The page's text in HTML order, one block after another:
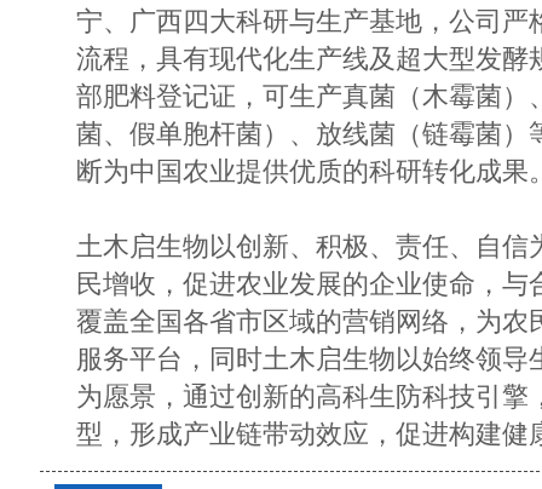
宁、广西四大科研与生产基地，公司严
流程，具有现代化生产线及超大型发酵
部肥料登记证，可生产真菌（木霉菌）
菌、假单胞杆菌）、放线菌（链霉菌）
断为中国农业提供优质的科研转化成果
土木启生物以创新、积极、责任、自信
民增收，促进农业发展的企业使命，
覆盖全国各省市区域的营销网络，为农
服务平台，同时土木启生物以始终领
为愿景，通过创新的高科生防科技引擎
型，形成产业链带动效应，促进构建健